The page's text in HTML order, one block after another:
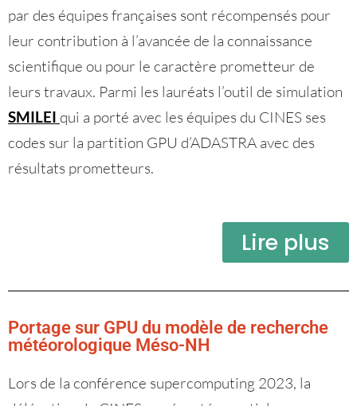
par des équipes françaises sont récompensés pour
leur contribution à l’avancée de la connaissance
scientifique ou pour le caractère prometteur de
leurs travaux. Parmi les lauréats l’outil de simulation
SMILEI qui a porté avec les équipes du CINES ses
codes sur la partition GPU d’ADASTRA avec des
résultats prometteurs.
Lire plus
Portage sur GPU du modèle de recherche
météorologique Méso-NH
Lors de la conférence supercomputing 2023, la